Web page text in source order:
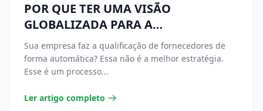
POR QUE TER UMA VISÃO
GLOBALIZADA PARA A
QUALIFICAÇÃO DE FORNECEDORES?
Sua empresa faz a qualificação de fornecedores de
forma automática? Essa não é a melhor estratégia.
Esse é um processo...
Ler artigo completo